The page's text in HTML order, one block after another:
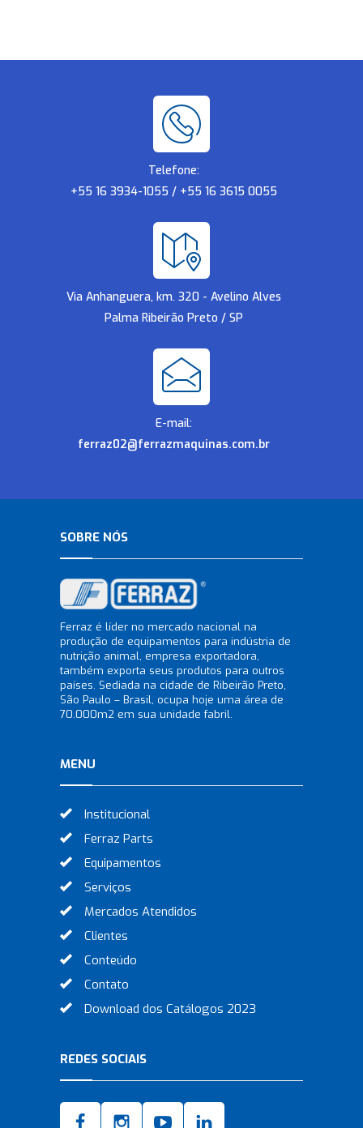
Telefone:
+55 16 3934-1055 / +55 16 3615 0055
Via Anhanguera, km. 320 - Avelino Alves
Palma Ribeirão Preto / SP
E-mail:
ferraz02@ferrazmaquinas.com.br
SOBRE NÓS
Ferraz é líder no mercado nacional na
produção de equipamentos para indústria de
nutrição animal, empresa exportadora,
também exporta seus produtos para outros
países. Sediada na cidade de Ribeirão Preto,
São Paulo – Brasil, ocupa hoje uma área de
70.000m2 em sua unidade fabril.
MENU
Institucional
Ferraz Parts
Equipamentos
Serviços
Mercados Atendidos
Clientes
Conteúdo
Contato
Download dos Catálogos 2023
REDES SOCIAIS